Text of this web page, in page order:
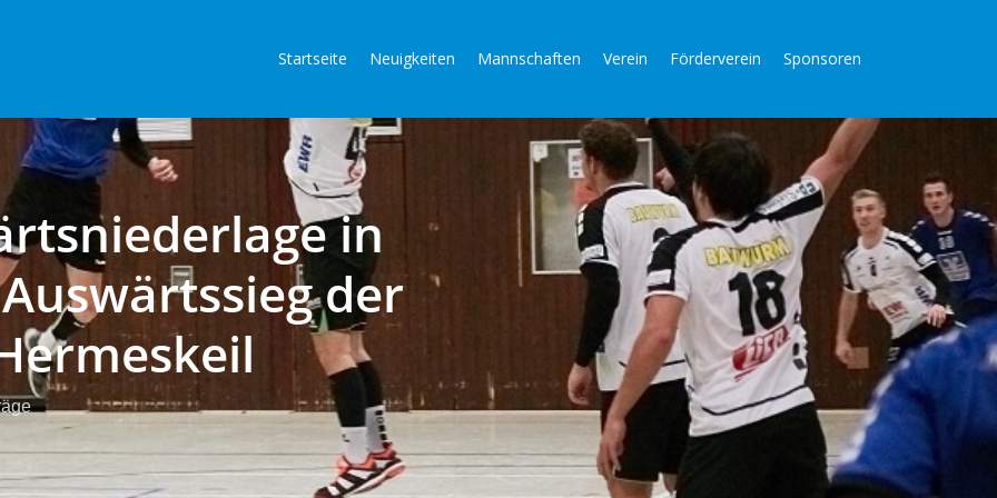
Startseite Neuigkeiten Mannschaften Verein Förderverein Sponsoren
in
der